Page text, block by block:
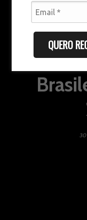
QUERO
Final
30